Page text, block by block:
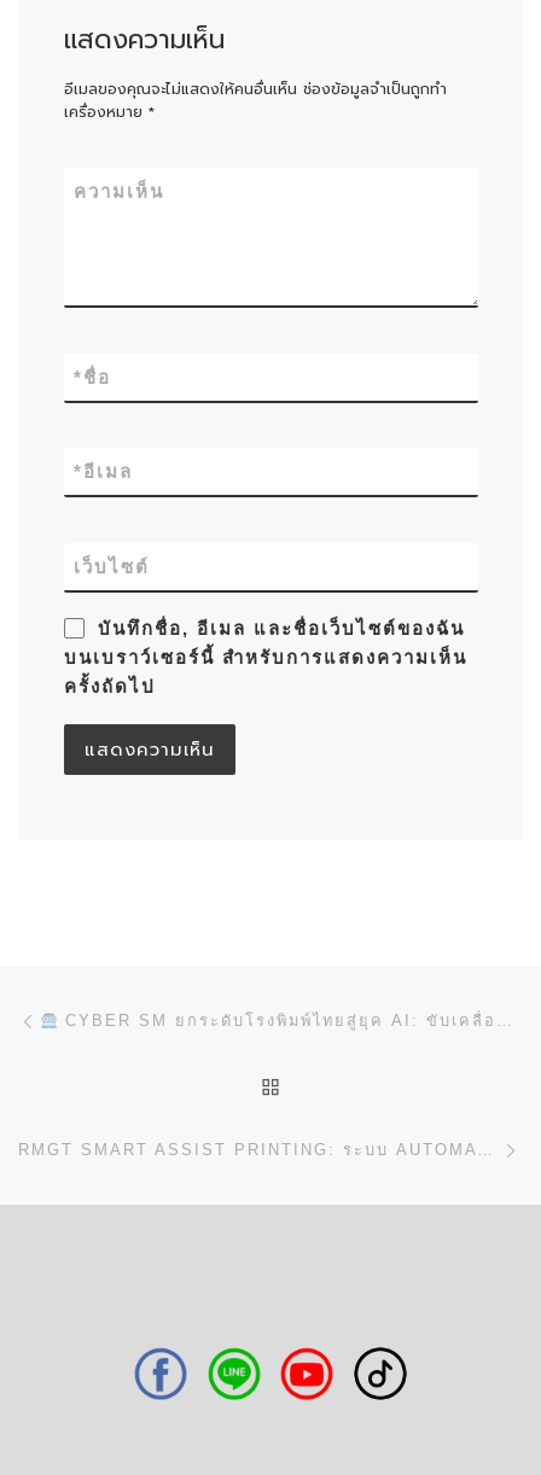
แสดงความเห็น
อีเมลของคุณจะไม่แสดงให้คนอื่นเห็น ช่องข้อมูลจำเป็นถูกทำ
เครื่องหมาย *
ความเห็น
ชื่อ
*
อีเมล
*
เว็บไซต์
บันทึกชื่อ, อีเมล และชื่อเว็บไซต์ของฉัน
บนเบราว์เซอร์นี้ สำหรับการแสดงความเห็น
ครั้งถัดไป
การนำทางของเรื่อง
CYBER SM ยกระดับโรงพิมพ์ไทยสู่ยุค AI: ขับเคลื่อน QUALITY, EFFICIENCY, และ PROFITABILITY!
RMGT SMART ASSIST PRINTING: ระบบ AUTOMATED WORKFLOW ที่ทำให้งานซับซ้อน กลายเป็นงานง่าย!